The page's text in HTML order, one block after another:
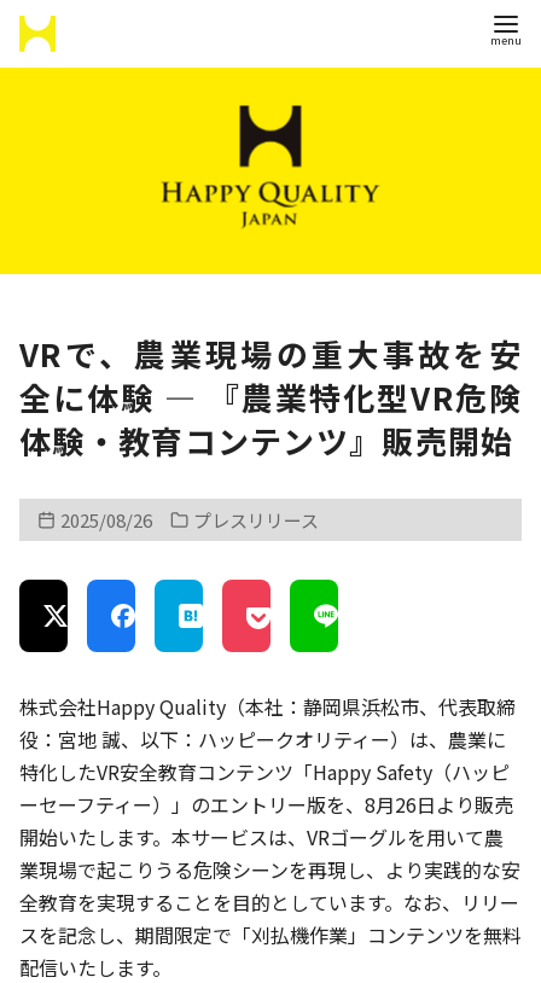
移
VRで、農業現場の重大事故を安
全に体験 ― 『農業特化型VR危険
体験・教育コンテンツ』販売開始
2025/08/26 プレスリリース
株式会社Happy Quality（本社：静岡県浜松市、代表取締
役：宮地 誠、以下：ハッピークオリティー）は、農業に
特化したVR安全教育コンテンツ「Happy Safety（ハッピ
ーセーフティー）」のエントリー版を、8月26日より販売
開始いたします。本サービスは、VRゴーグルを用いて農
業現場で起こりうる危険シーンを再現し、より実践的な安
全教育を実現することを目的としています。なお、リリー
スを記念し、期間限定で「刈払機作業」コンテンツを無料
配信いたします。